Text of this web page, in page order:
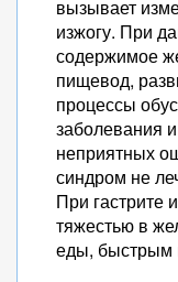
вызывает
изжогу. При
содержимое
пищевод,
процессы
заболевания
неприятных
синдром не
При гастрите
тяжестью в
еды, быстрым